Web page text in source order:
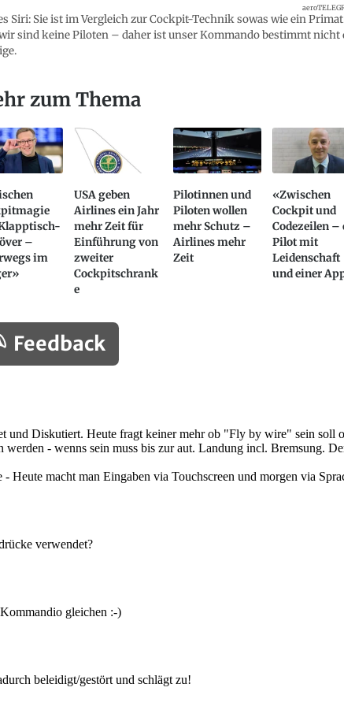
Siri: Sie ist im Vergleich zur Cockpit-Technik sowas wie ein
sind keine Piloten – daher ist unser Kommando bestimmt nicht
zum Thema
–
im
USA geben
Airlines ein Jahr
mehr Zeit für
Einführung von
zweiter
Cockpitschrank
e
Pilotinnen und
Piloten wollen
mehr Schutz –
Airlines mehr
Zeit
«Zwischen
Cockpit und
Codezeilen –
Pilot mit
Leidenschaft
und einer
Feedback